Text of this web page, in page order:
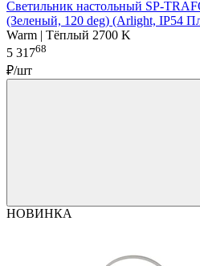
Светильник настольный SP-
(Зеленый, 120 deg) (Arlight, IP54
Warm | Тёплый 2700 K
5 31768
₽/шт
НОВИНКА